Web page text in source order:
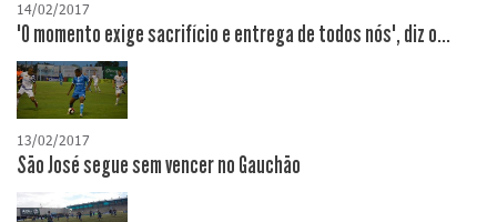
14/02/2017
"O momento exige sacrifício e entrega de todos nós", diz o...
13/02/2017
São José segue sem vencer no Gauchão